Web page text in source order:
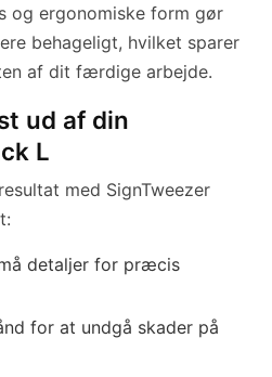
og ergonomiske form gør
behageligt, hvilket sparer
af dit færdige arbejde.
ud af din
L
med SignTweezer
detaljer for præcis
for at undgå skader på